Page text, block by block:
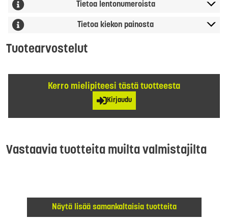
Tietoa lentonumeroista
Tietoa kiekon painosta
Tuotearvostelut
Kerro mielipiteesi tästä tuotteesta
Kirjaudu
Vastaavia tuotteita muilta valmistajilta
Näytä lisää samankaltaisia tuotteita